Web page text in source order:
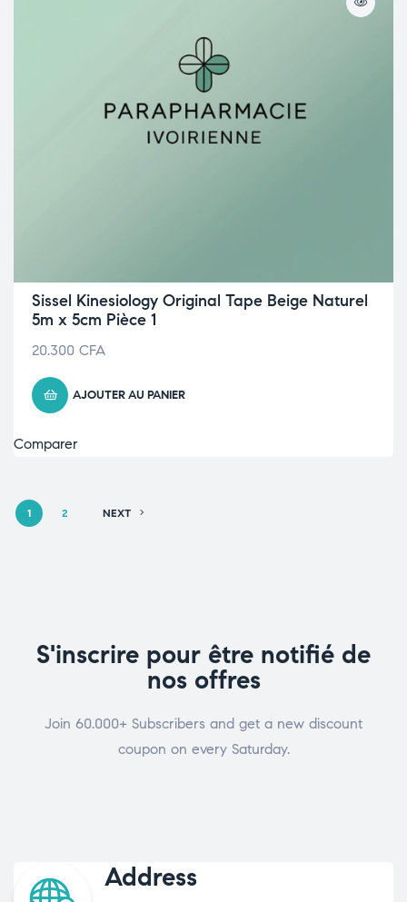
Sissel Kinesiology Original Tape Beige Naturel
5m x 5cm Pièce 1
20.300 CFA
AJOUTER AU PANIER
Comparer
1 2 NEXT
S'inscrire pour être notifié de
nos offres
Join 60.000+ Subscribers and get a new discount
coupon on every Saturday.
Address